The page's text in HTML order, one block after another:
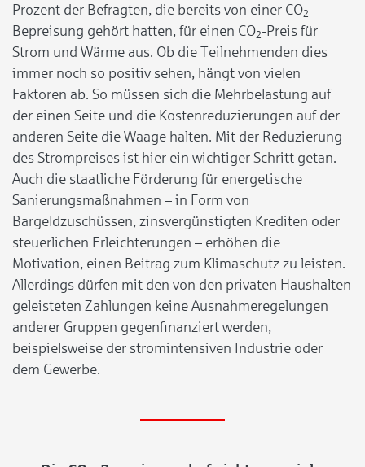
Prozent der Befragten, die bereits von einer CO2-
Bepreisung gehört hatten, für einen CO2-Preis für
Strom und Wärme aus. Ob die Teilnehmenden dies
immer noch so positiv sehen, hängt von vielen
Faktoren ab. So müssen sich die Mehrbelastung auf
der einen Seite und die Kostenreduzierungen auf der
anderen Seite die Waage halten. Mit der Reduzierung
des Strompreises ist hier ein wichtiger Schritt getan.
Auch die staatliche Förderung für energetische
Sanierungsmaßnahmen – in Form von
Bargeldzuschüssen, zinsvergünstigten Krediten oder
steuerlichen Erleichterungen – erhöhen die
Motivation, einen Beitrag zum Klimaschutz zu leisten.
Allerdings dürfen mit den von den privaten Haushalten
geleisteten Zahlungen keine Ausnahmeregelungen
anderer Gruppen gegenfinanziert werden,
beispielsweise der stromintensiven Industrie oder
dem Gewerbe.